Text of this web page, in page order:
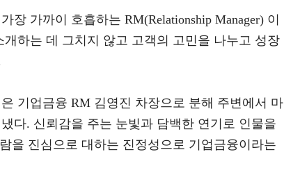
가까이 호흡하는 RM(Relationship Manager) 이
하는 데 그치지 않고 고객의 고민을 나누고 성장
기업금융 RM 김영진 차장으로 분해 주변에서 마
다. 신뢰감을 주는 눈빛과 담백한 연기로 인물을
을 진심으로 대하는 진정성으로 기업금융이라는